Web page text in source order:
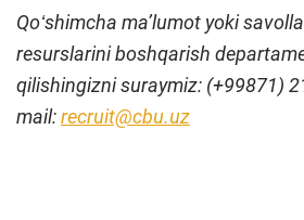
Qoʻshimcha maʼlumot yoki
resurslarini boshqarish
qilishingizni suraymiz: (+99871)
mail:recruit@cbu.uz